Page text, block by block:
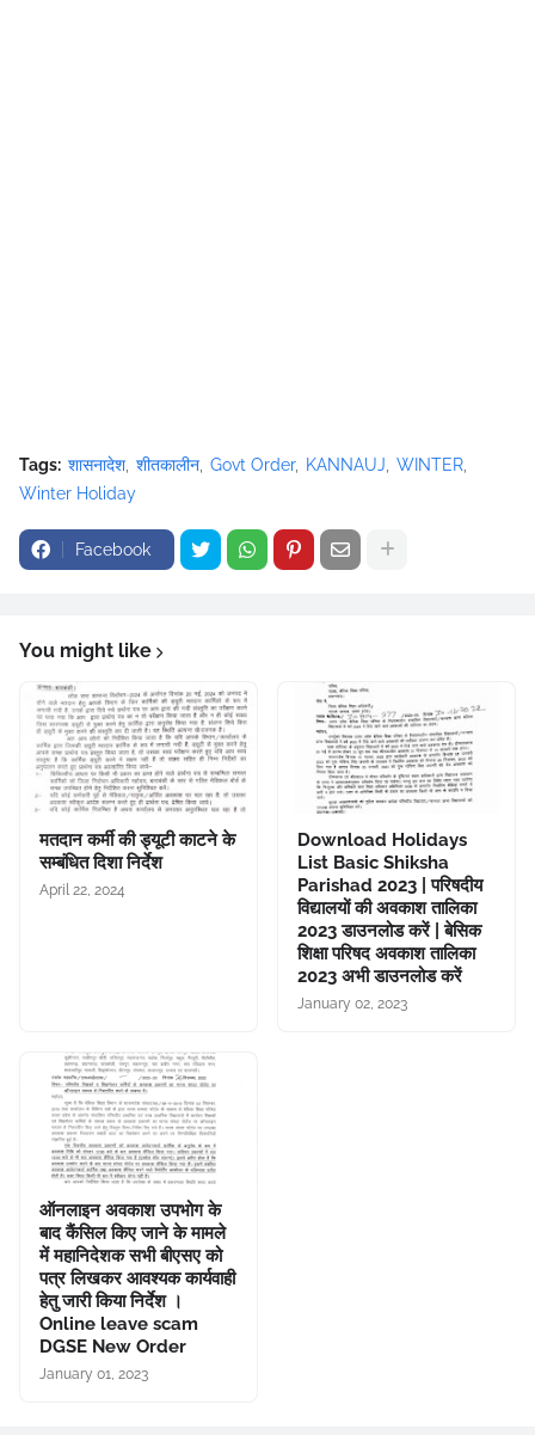
Tags: शासनादेश शीतकालीन Govt Order KANNAUJ
WINTER
Winter Holiday
Facebook
You might like
मतदान कर्मी की ड्यूटी काटने के
सम्बंधित दिशा निर्देश
April 22, 2024
Download Holidays
List Basic Shiksha
Parishad 2023 | परिषदीय
विद्यालयों की अवकाश तालिका
2023 डाउनलोड करें | बेसिक
शिक्षा परिषद अवकाश तालिका
2023 अभी डाउनलोड करें
January 02, 2023
ऑनलाइन अवकाश उपभोग के
बाद कैंसिल किए जाने के मामले
में महानिदेशक सभी बीएसए को
पत्र लिखकर आवश्यक कार्यवाही
हेतु जारी किया निर्देश ।
Online leave scam
DGSE New Order
January 01, 2023